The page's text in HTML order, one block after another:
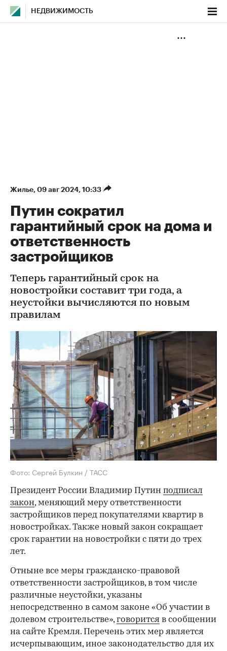
НЕДВИЖИМОСТЬ
Жилье⁠, 09 авг 2024, 10:33
Путин сократил
гарантийный срок на дома и
ответственность
застройщиков
Теперь гарантийный срок на
новостройки составит три года, а
неустойки вычисляются по новым
правилам
Фото: Сергей Булкин / ТАСС
Президент России Владимир Путин подписал
закон, меняющий меру ответственности
застройщиков перед покупателями квартир в
новостройках. Также новый закон сокращает
срок гарантии на новостройки с пяти до трех
лет.
Отныне все меры гражданско-правовой
ответственности застройщиков, в том числе
различные неустойки, указаны
непосредственно в самом законе «Об участии в
долевом строительстве»,говорится в сообщении
на сайте Кремля. Перечень этих мер является
исчерпывающим, иное законодательство для их